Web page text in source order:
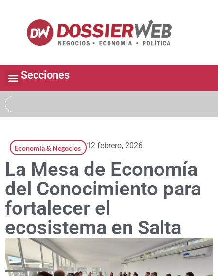
Secciones
Economía & Negocios 12 febrero, 2026
La Mesa de Economía
del Conocimiento para
fortalecer el
ecosistema en Salta